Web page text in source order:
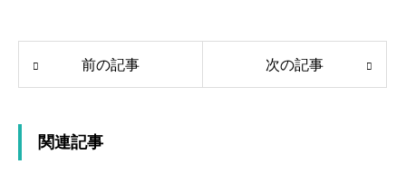
前の記事 次の記事
関連記事